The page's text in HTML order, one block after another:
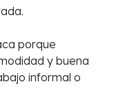
porque
y buena
informal o